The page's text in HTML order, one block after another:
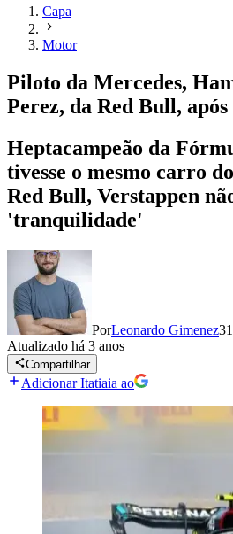
Capa
Motor
Piloto da Mercedes,
Perez, da Red Bull,
Heptacampeão da
tivesse o mesmo carro
Red Bull, Verstappen
'tranquilidade'
PorLeonardo Gimenez
Atualizado há 3 anos
Compartilhar
Adicionar Itatiaia ao